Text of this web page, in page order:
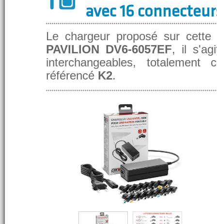
avec 16
Le chargeur proposé sur
PAVILION DV6-6057EF, il
interchangeables,
référencé K2.